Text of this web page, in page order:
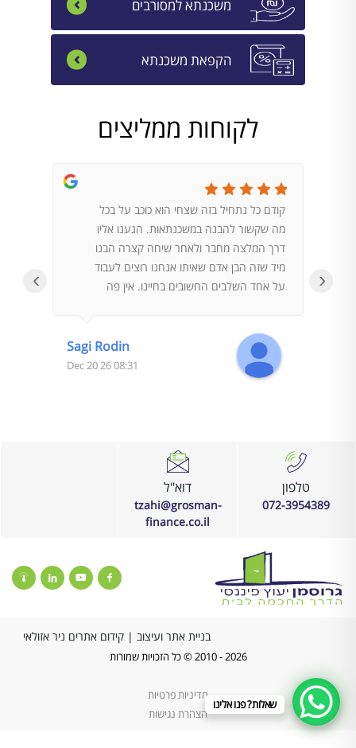
משכנתא למסורבים
הקפאת משכנתא
לקוחות ממליצים
קודם כל נתחיל בזה שצחי הוא כוכב על בכל
מה שקשור להבנה במשכנתאות. הגענו אליו
דרך המלצה מחבר ולאחר שיחה קצרה הבנו
מיד שזה הבן אדם שאיתו אנחנו רוצים לעבוד
על אחד השלבים החשובים בחיינו. אין פה
מדהימה, הכל מאוד מקצועי ובלי פעולות ובזבוז
זמן מיותר. כמו כן הוא הצליח להשיג לנו עסקה
נהדרת. בהמשך הדרך כשהיינו צריכים ליווי גם
פשרה באיכות ונועם בשירות. כל הכבוד, המשך
Sagi Rodin
08:31 26 Dec 20
‹ ›
טלפון
072-3954389
דוא"ל
tzahi@grosman-
finance.co.il
2026 - 2010 © כל הזכויות שמורות
מדיניות פרטיות
הצהרת נגישות
בניית אתר ועיצוב | קידום אתרים ניר אזולאי
שאלות? פנו אלינו